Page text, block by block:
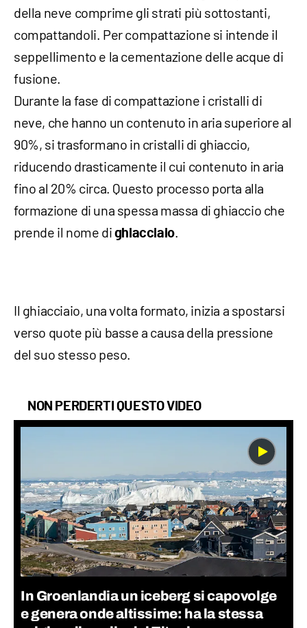
della neve comprime gli strati più sottostanti,
compattandoli. Per compattazione si intende il
seppellimento e la cementazione delle acque di
fusione.
Durante la fase di compattazione i cristalli di
neve, che hanno un contenuto in aria superiore al
90%, si trasformano in cristalli di ghiaccio,
riducendo drasticamente il cui contenuto in aria
fino al 20% circa. Questo processo porta alla
formazione di una spessa massa di ghiaccio che
prende il nome di ghiacciaio.
Il ghiacciaio, una volta formato, inizia a spostarsi
verso quote più basse a causa della pressione
del suo stesso peso.
NON PERDERTI QUESTO VIDEO
In Groenlandia un iceberg si capovolge
e genera onde altissime: ha la stessa